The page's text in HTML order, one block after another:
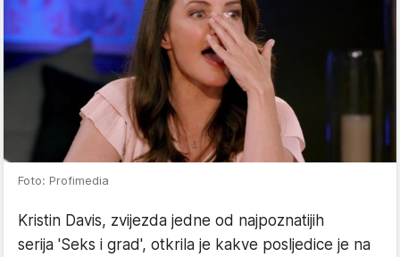
Foto: Profimedia
Kristin Davis, zvijezda jedne od najpoznatijih
serija 'Seks i grad', otkrila je kakve posljedice je na